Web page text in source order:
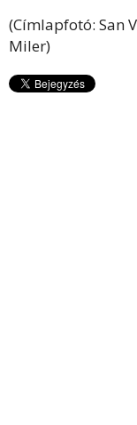
(Címlapfotó: San
Miler)